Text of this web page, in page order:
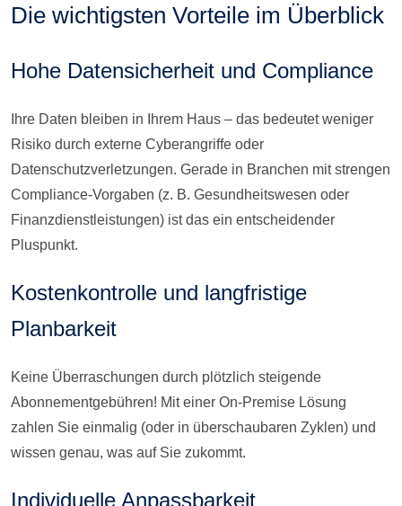
Die wichtigsten Vorteile im Überblick
Hohe Datensicherheit und Compliance
Ihre Daten bleiben in Ihrem Haus – das bedeutet weniger
Risiko durch externe Cyberangriffe oder
Datenschutzverletzungen. Gerade in Branchen mit strengen
Compliance-Vorgaben (z. B. Gesundheitswesen oder
Finanzdienstleistungen) ist das ein entscheidender
Pluspunkt.
Kostenkontrolle und langfristige
Planbarkeit
Keine Überraschungen durch plötzlich steigende
Abonnementgebühren! Mit einer On-Premise Lösung
zahlen Sie einmalig (oder in überschaubaren Zyklen) und
wissen genau, was auf Sie zukommt.
Individuelle Anpassbarkeit